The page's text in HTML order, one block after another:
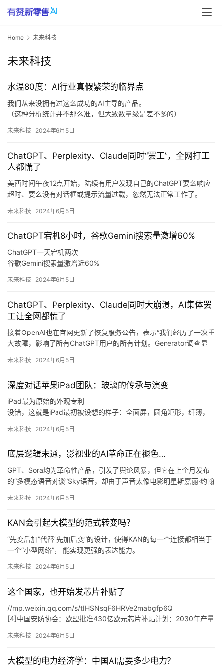
Home 未来科技
未来科技
水温80度：AI行业真假繁荣的临界点
我们从来没拥有过这么成功的AI主导的产品。
（这种分析统计并不那么准，但大致数量级是差不多的）
一个是它们在本质上是一种东西，只不过一个更通用，一个更垂
蓝海的海峡
未来成功的AI产品是什么样，大致形态已经比较清楚了，从智能音
箱和Copilot这两个成功的AI产品上已经能看到足够的产品特征。
未来科技 2024年6月5日
ChatGPT、Perplexity、Claude同时“罢工”，全网打工
人都慌了
美西时间午夜12点开始，陆续有用户发现自己的ChatGPT要么响应
超时、要么没有对话框或提示流量过载，忽然无法正常工作了。
转”。”
了。
大模型连崩原因猜想，谷歌躺赢流量激增6成
GPT归位，人们的工作终于又恢复了秩序。
未来科技 2024年6月5日
ChatGPT宕机8小时，谷歌Gemini搜索量激增60%
ChatGPT一天宕机两次
谷歌Gemini搜索量激增近60%
关键部分。
图片来源：Downdetector
ChatGPT系统崩溃后，有网友在社交媒体X上发帖警告道：
“ChatGPT最近发生的2.5小时全球中断，为我们所有依赖AI工具来
支持业务的人敲响了警钟。
未来科技 2024年6月5日
ChatGPT、Perplexity、Claude同时大崩溃，AI集体罢
工让全网都慌了
接着OpenAI也在官网更新了恢复服务公告，表示“我们经历了一次重
大故障，影响了所有ChatGPT用户的所有计划。Generator调查显
搜索量激增60%，达到327058次。
的搜索趋势高度相关，显示出用户把Gemini视为ChatGPT的直接替
代选项。
未来科技 2024年6月5日
深度对话苹果iPad团队：玻璃的传承与演变
iPad最为原始的外观专利
没错，这就是iPad最初被设想的样子：全面屏，圆角矩形，纤薄，
2010年发布的初代iPad
初代iPad宣传片画面
乔布斯赞同这一想法，于是快速将资源投入平板电脑项目，意欲打
造一款与众不同的「上网本」，这就是iPad早年的产品定义。
苹果发布会留下过很多「名场面」，初代iPad发布会的末尾就是一
未来科技 2024年6月5日
底层逻辑未通，影视业的AI革命正在褪色…
GPT、Sora均为革命性产品，引发了舆论风暴，但它在上个月发布
的“多模态语音对谈”Sky语音，却由于声音太像电影明星斯嘉丽·约翰
华尔街日报也在唱衰，认为“AI工具创新步伐正在放缓，实用性有
首先，互联网上已经没有更多额外的数据供人工智能模型收集、训
练。
03、
发展方向，那么还有另外一群人试图从根本上颠覆影视行业的生产
但分歧点正在于此，电影公司希望通过使用AI技术来降低成本，但
未来科技 2024年6月5日
KAN会引起大模型的范式转变吗？
“先变后加”代替“先加后变”的设计，使得KAN的每一个连接都相当于
一个“小型网络”， 能实现更强的表达能力。
理，将上述创新网络泛化到任意宽度和深度，并以科学发现为目标
KAN与MLP的对照表：
KAN使神经元之间的非线性转变更加细粒度和多样化。
未来科技 2024年6月5日
这个国家，也开始发芯片补贴了
//mp.weixin.qq.com/s/tIHSNsqF6HRVe2mabgfp6Q
[4]中国安防协会：欧盟批准430亿欧元芯片补贴计划：2030年产量
番.2023.4.19.https。//mp.weixin.qq.com/s/VnEjzKhmZbuBUFcl
[6]潮电穿戴：印度半导体投资大跃进，一锤砸下1090亿，政府补贴
未来科技 2024年6月5日
大模型的电力经济学：中国AI需要多少电力？